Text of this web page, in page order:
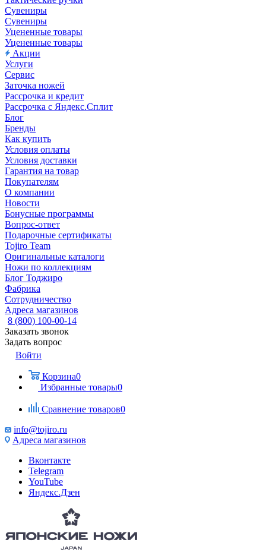
Сувениры
Сувениры
Уцененные товары
Уцененные товары
Акции
Услуги
Сервис
Заточка ножей
Рассрочка и кредит
Рассрочка с Яндекс.Сплит
Блог
Бренды
Как купить
Условия оплаты
Условия доставки
Гарантия на товар
Покупателям
О компании
Новости
Бонусные программы
Вопрос-ответ
Подарочные сертификаты
Tojiro Team
Оригинальные каталоги
Ножи по коллекциям
Блог Тоджиро
Фабрика
Сотрудничество
Адреса магазинов
8 (800) 100-00-14
Заказать звонок
Задать вопрос
Войти
Корзина0
Избранные товары0
Сравнение товаров0
info@tojiro.ru
Адреса магазинов
Вконтакте
Telegram
YouTube
Яндекс.Дзен